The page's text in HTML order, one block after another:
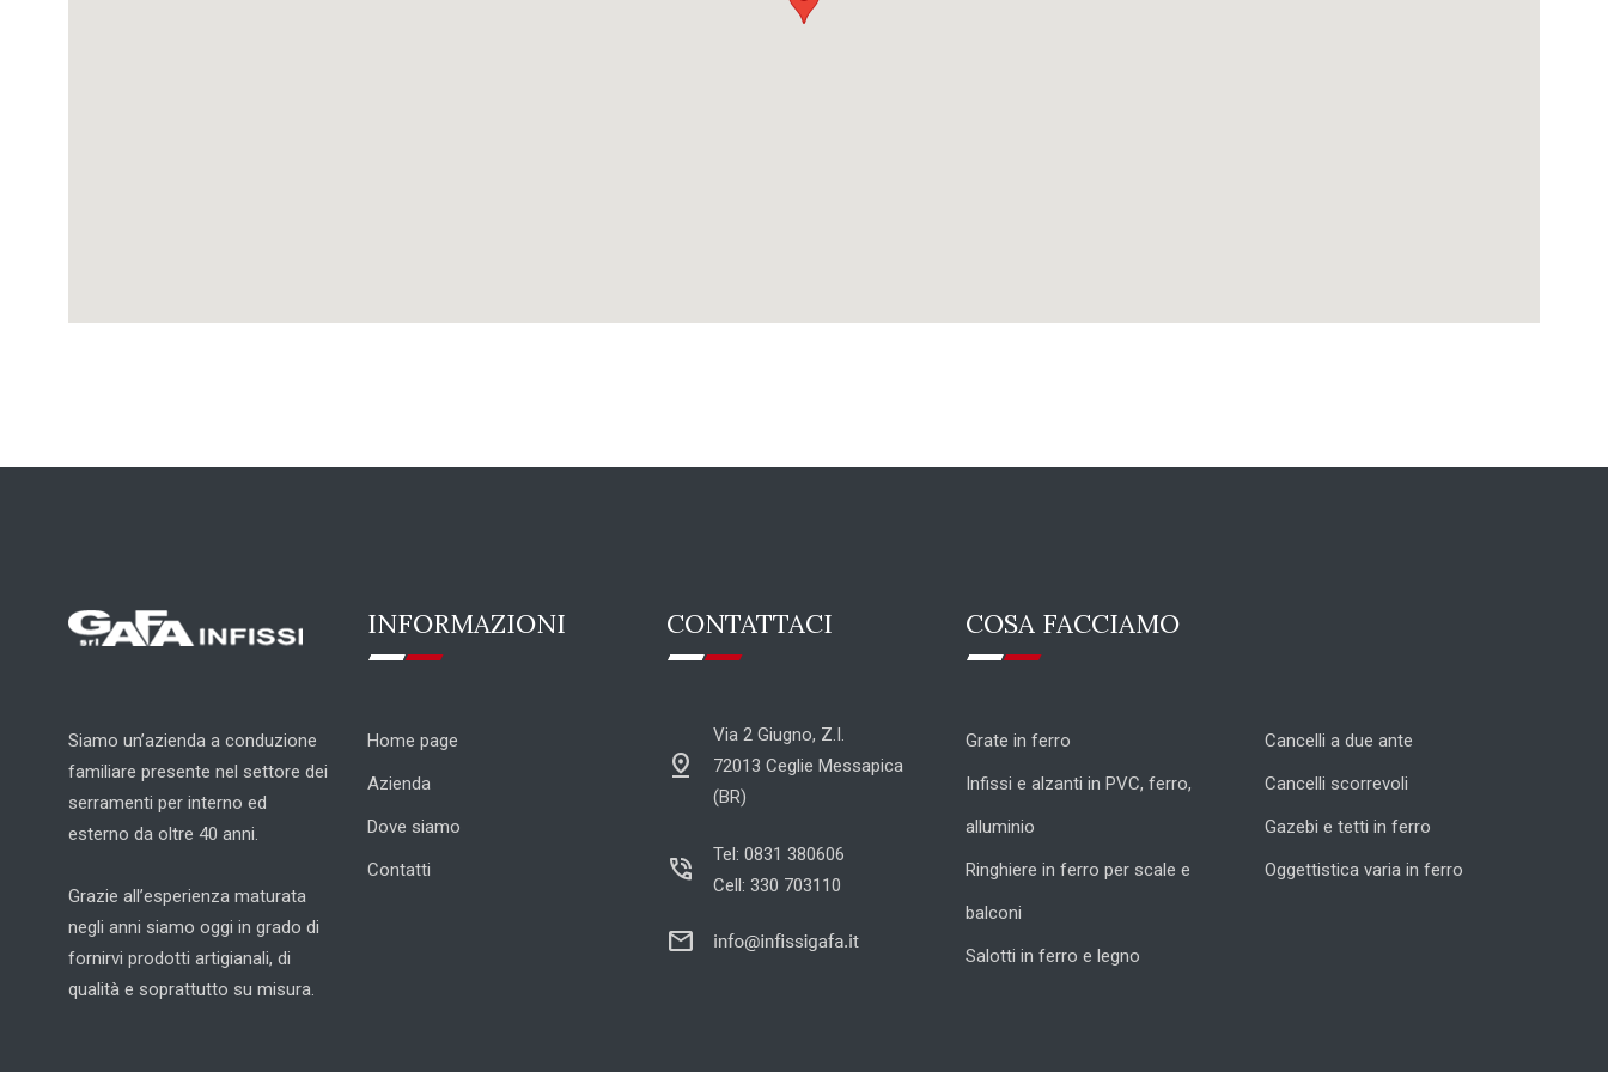
Siamo un’azienda a conduzione
familiare presente nel settore dei
serramenti per interno ed
esterno da oltre 40 anni.
Grazie all’esperienza maturata
negli anni siamo oggi in grado di
fornirvi prodotti artigianali, di
qualità e soprattutto su misura.
INFORMAZIONI
Home page
Azienda
Dove siamo
Contatti
CONTATTACI
pin_drop
Via 2 Giugno, Z.I.
72013 Ceglie Messapica
(BR)
phone_in_talk
Tel: 0831 380606
Cell: 330 703110
mail
COSA FACCIAMO
Grate in ferro
Infissi e alzanti in PVC, ferro,
alluminio
Ringhiere in ferro per scale e
balconi
Salotti in ferro e legno
Cancelli a due ante
Cancelli scorrevoli
Gazebi e tetti in ferro
Oggettistica varia in ferro